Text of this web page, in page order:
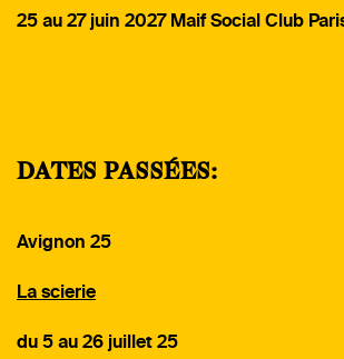
25 au 27 juin 2027 Maif Social Club
DATES PASSÉES:
Avignon 25
La scierie
du 5 au 26 juillet 25